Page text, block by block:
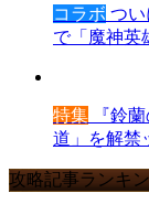
コラボ つい
で「魔神英
特集 『鈴
道」を解禁
攻略記事ランキ